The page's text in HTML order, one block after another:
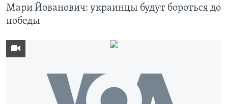
Мари Йованович: украинцы будут бороться до
победы